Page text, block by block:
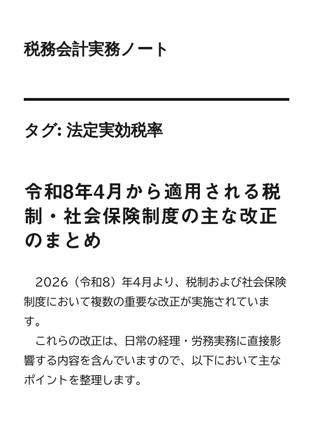
税務会計実務ノート
タグ:法定実効税率
令和8年4月から適用される税
制・社会保険制度の主な改正
のまとめ
2026（令和8）年4月より、税制および社会保険
制度において複数の重要な改正が実施されていま
す。
これらの改正は、日常の経理・労務実務に直接影
響する内容を含んでいますので、以下において主な
ポイントを整理します。